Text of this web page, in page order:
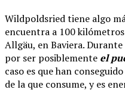
Wildpoldsried tiene algo
encuentra a 100
Allgäu, en Baviera.
por ser posiblemente el
caso es que han
de la que consume, y es